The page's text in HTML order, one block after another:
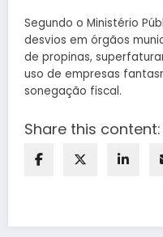
Segundo o Ministério
desvios em órgãos
de propinas,
uso de empresas
sonegação fiscal.
Share this content: